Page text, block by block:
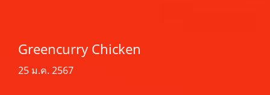
Greencurry Chicken
25 ม.ค. 2567